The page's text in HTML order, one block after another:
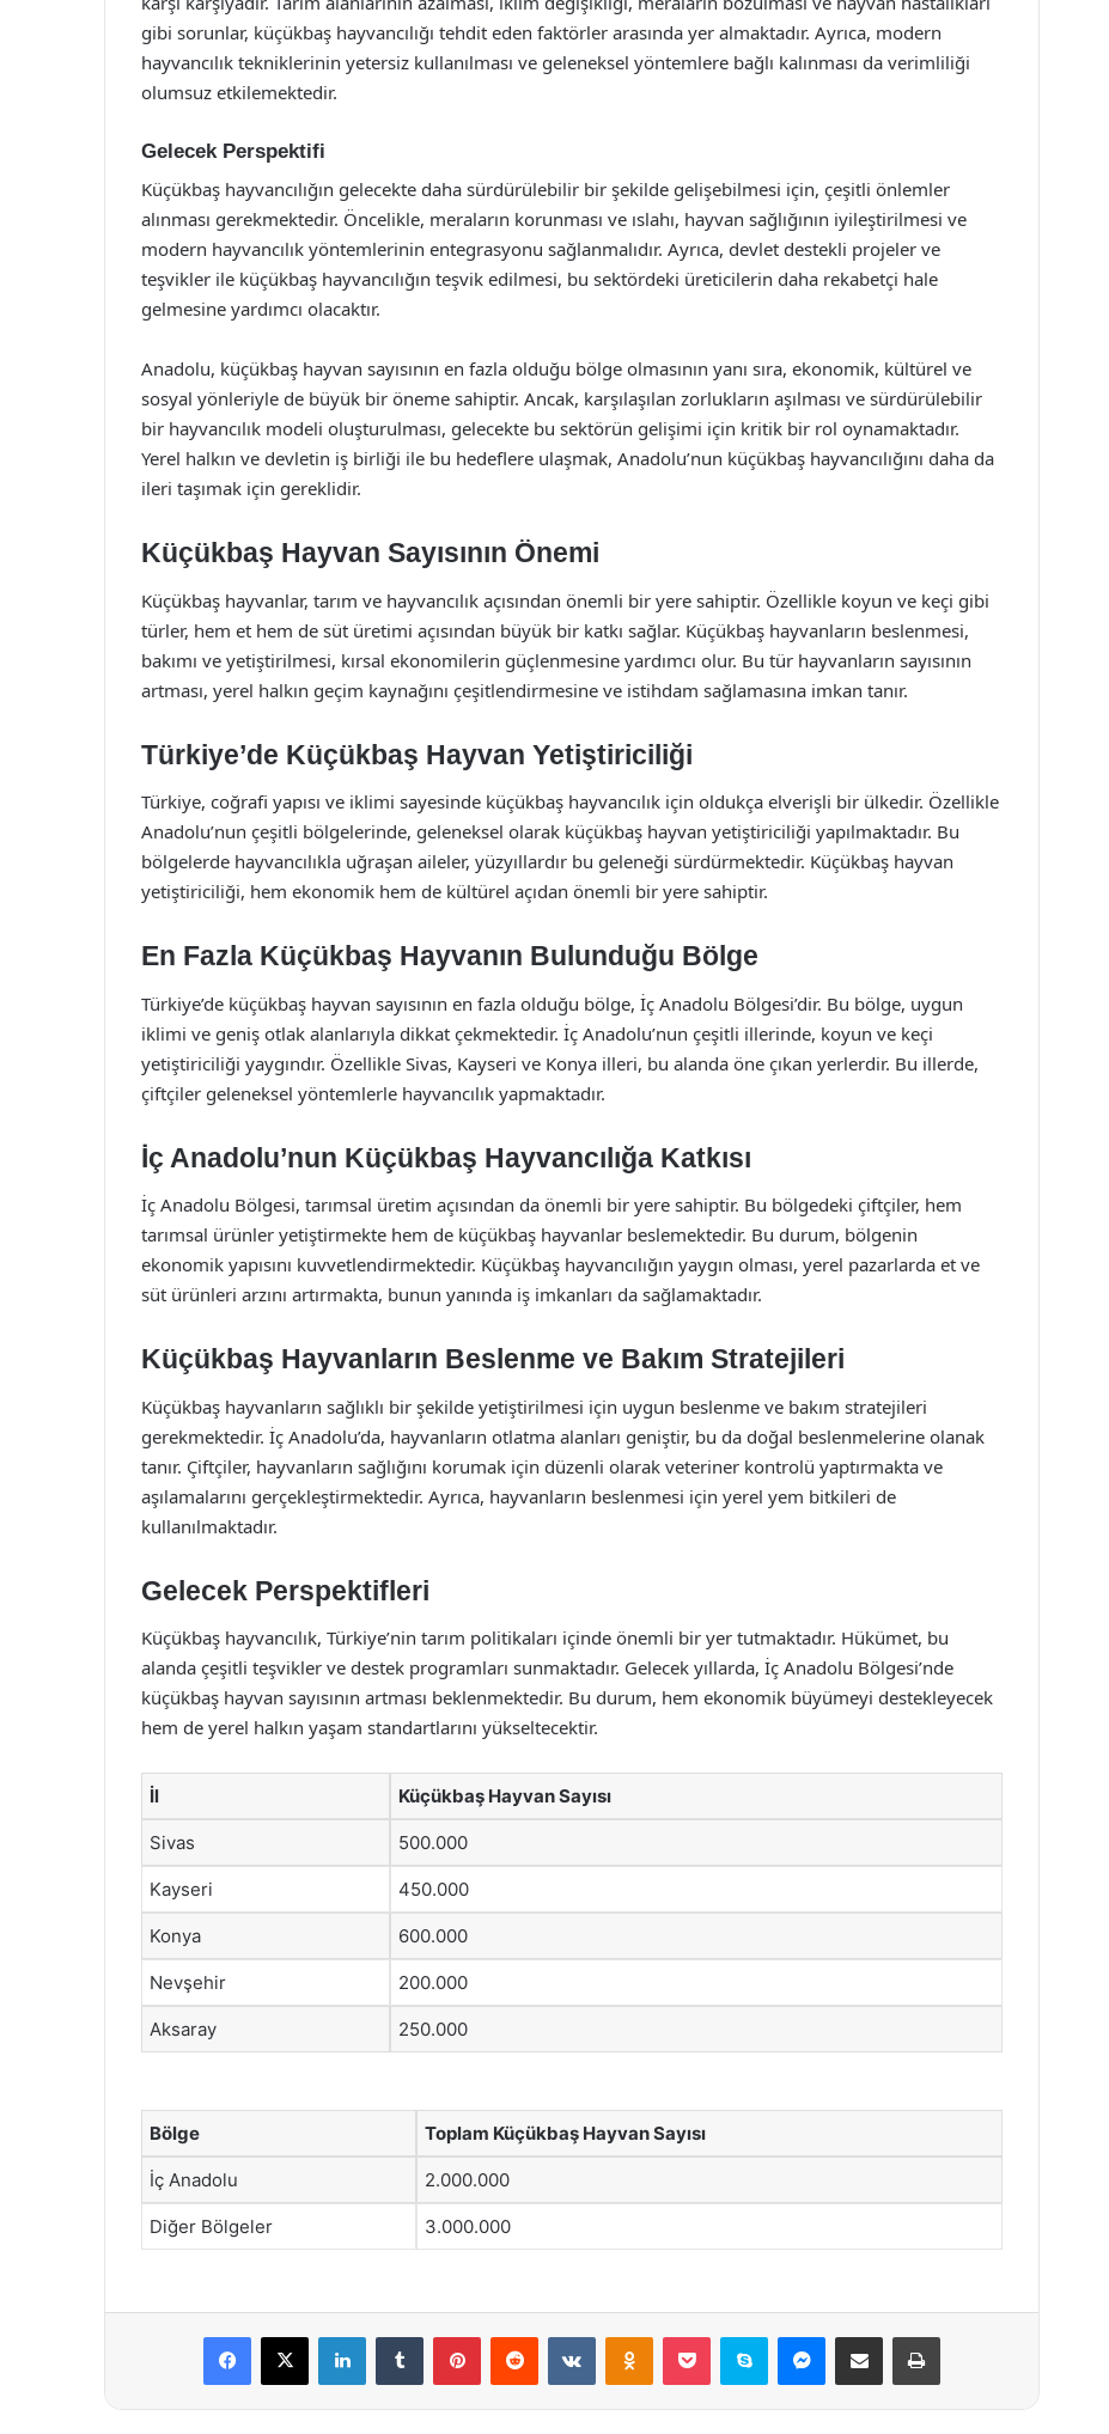
gibi sorunlar, küçükbaş hayvancılığı tehdit eden faktörler arasında yer almaktadır. Ayrıca, modern
hayvancılık tekniklerinin yetersiz kullanılması ve geleneksel yöntemlere bağlı kalınması da verimliliği
olumsuz etkilemektedir.
Gelecek Perspektifi
Küçükbaş hayvancılığın gelecekte daha sürdürülebilir bir şekilde gelişebilmesi için, çeşitli önlemler
alınması gerekmektedir. Öncelikle, meraların korunması ve ıslahı, hayvan sağlığının iyileştirilmesi ve
modern hayvancılık yöntemlerinin entegrasyonu sağlanmalıdır. Ayrıca, devlet destekli projeler ve
teşvikler ile küçükbaş hayvancılığın teşvik edilmesi, bu sektördeki üreticilerin daha rekabetçi hale
gelmesine yardımcı olacaktır.
Anadolu, küçükbaş hayvan sayısının en fazla olduğu bölge olmasının yanı sıra, ekonomik, kültürel ve
sosyal yönleriyle de büyük bir öneme sahiptir. Ancak, karşılaşılan zorlukların aşılması ve sürdürülebilir
bir hayvancılık modeli oluşturulması, gelecekte bu sektörün gelişimi için kritik bir rol oynamaktadır.
Yerel halkın ve devletin iş birliği ile bu hedeflere ulaşmak, Anadolu’nun küçükbaş hayvancılığını daha da
ileri taşımak için gereklidir.
Küçükbaş Hayvan Sayısının Önemi
Küçükbaş hayvanlar, tarım ve hayvancılık açısından önemli bir yere sahiptir. Özellikle koyun ve keçi gibi
türler, hem et hem de süt üretimi açısından büyük bir katkı sağlar. Küçükbaş hayvanların beslenmesi,
bakımı ve yetiştirilmesi, kırsal ekonomilerin güçlenmesine yardımcı olur. Bu tür hayvanların sayısının
artması, yerel halkın geçim kaynağını çeşitlendirmesine ve istihdam sağlamasına imkan tanır.
Türkiye’de Küçükbaş Hayvan Yetiştiriciliği
Türkiye, coğrafi yapısı ve iklimi sayesinde küçükbaş hayvancılık için oldukça elverişli bir ülkedir. Özellikle
Anadolu’nun çeşitli bölgelerinde, geleneksel olarak küçükbaş hayvan yetiştiriciliği yapılmaktadır. Bu
bölgelerde hayvancılıkla uğraşan aileler, yüzyıllardır bu geleneği sürdürmektedir. Küçükbaş hayvan
yetiştiriciliği, hem ekonomik hem de kültürel açıdan önemli bir yere sahiptir.
En Fazla Küçükbaş Hayvanın Bulunduğu Bölge
Türkiye’de küçükbaş hayvan sayısının en fazla olduğu bölge, İç Anadolu Bölgesi’dir. Bu bölge, uygun
iklimi ve geniş otlak alanlarıyla dikkat çekmektedir. İç Anadolu’nun çeşitli illerinde, koyun ve keçi
yetiştiriciliği yaygındır. Özellikle Sivas, Kayseri ve Konya illeri, bu alanda öne çıkan yerlerdir. Bu illerde,
çiftçiler geleneksel yöntemlerle hayvancılık yapmaktadır.
İç Anadolu’nun Küçükbaş Hayvancılığa Katkısı
İç Anadolu Bölgesi, tarımsal üretim açısından da önemli bir yere sahiptir. Bu bölgedeki çiftçiler, hem
tarımsal ürünler yetiştirmekte hem de küçükbaş hayvanlar beslemektedir. Bu durum, bölgenin
ekonomik yapısını kuvvetlendirmektedir. Küçükbaş hayvancılığın yaygın olması, yerel pazarlarda et ve
süt ürünleri arzını artırmakta, bunun yanında iş imkanları da sağlamaktadır.
Küçükbaş Hayvanların Beslenme ve Bakım Stratejileri
Küçükbaş hayvanların sağlıklı bir şekilde yetiştirilmesi için uygun beslenme ve bakım stratejileri
gerekmektedir. İç Anadolu’da, hayvanların otlatma alanları geniştir, bu da doğal beslenmelerine olanak
tanır. Çiftçiler, hayvanların sağlığını korumak için düzenli olarak veteriner kontrolü yaptırmakta ve
aşılamalarını gerçekleştirmektedir. Ayrıca, hayvanların beslenmesi için yerel yem bitkileri de
kullanılmaktadır.
Gelecek Perspektifleri
Küçükbaş hayvancılık, Türkiye’nin tarım politikaları içinde önemli bir yer tutmaktadır. Hükümet, bu
alanda çeşitli teşvikler ve destek programları sunmaktadır. Gelecek yıllarda, İç Anadolu Bölgesi’nde
küçükbaş hayvan sayısının artması beklenmektedir. Bu durum, hem ekonomik büyümeyi destekleyecek
hem de yerel halkın yaşam standartlarını yükseltecektir.
İl Küçükbaş Hayvan Sayısı
Sivas 500.000
Kayseri 450.000
Konya 600.000
Nevşehir 200.000
Aksaray 250.000
Bölge Toplam Küçükbaş Hayvan Sayısı
İç Anadolu 2.000.000
Diğer Bölgeler 3.000.000
Facebook
X LinkedInTumblr PinterestReddit VKontakteOdnoklassniki
Pocket Skype Messenger
E-Posta ile paylaş Yazdır